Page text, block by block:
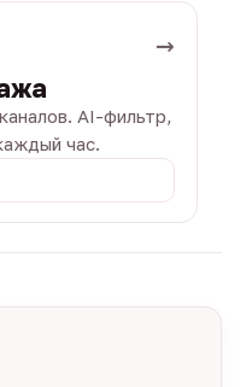
→
AI-фильтр,
час.